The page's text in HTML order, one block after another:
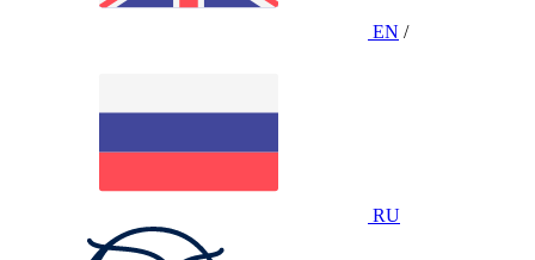
EN /
RU